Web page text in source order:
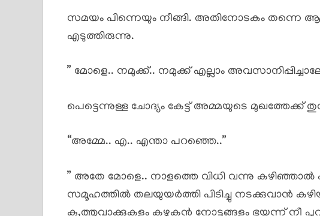
സമയം പിന്നെയും നീങ്ങി. അതിനോടകം തന്നെ
എടുത്തിരുന്നു.
” മോളെ.. നമുക്ക്.. നമുക്ക് എല്ലാം
പെട്ടെന്നുള്ള ചോദ്യം കേട്ട് അമ്മയുടെ മുഖത്തേക്ക്
“അമ്മേ.. എ.. എന്താ പറഞ്ഞെ..”
” അതേ മോളെ.. നാളത്തെ വിധി വന്നു
സമൂഹത്തിൽ തലയുയർത്തി പിടിച്ചു നടക്കുവാൻ
കു,ത്തുവാക്കുകളും കഴുകൻ നോട്ടങ്ങളും ഭയന്ന് നീ